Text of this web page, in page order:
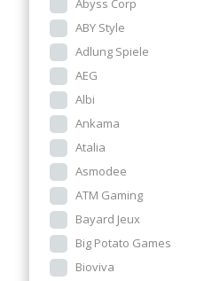
ABY Style
Adlung Spiele
AEG
Albi
Ankama
Atalia
Asmodee
ATM Gaming
Bayard Jeux
Big Potato Games
Bioviva